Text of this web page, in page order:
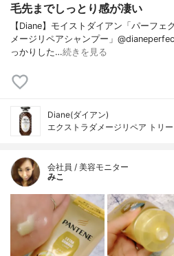
毛先までしっとり感が凄い
【Diane】モイストダイアン「パーフ
メージリペアシャンプー」
っかりした…続きを見る
Diane(ダイアン)
エクストラダメージリペア トリ
会社員 / 美容モニター
みこ